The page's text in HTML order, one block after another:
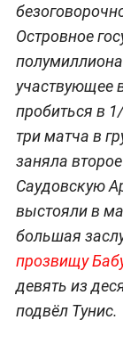
Островное
участвующее
пробиться в
три матча в
заняла
Саудовскую
выстояли в
большая
прозвищу
девять из
подвёл Тунис.